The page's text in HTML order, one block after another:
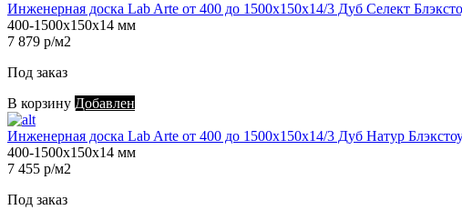
Инженерная доска Lab Arte от 400 до 1500х150х14/3 Дуб Селект
400-1500х150х14 мм
7 879 р/м2
Под заказ
В корзину Добавлен
Инженерная доска Lab Arte от 400 до 1500х150х14/3 Дуб Натур
400-1500х150х14 мм
7 455 р/м2
Под заказ